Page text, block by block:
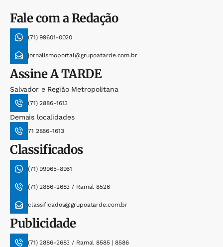
Fale com a Redação
(71) 99601-0020
jornalismoportal@grupoatarde.com.br
AssineA TARDE
Salvador e Região Metropolitana
(71) 2886-1613
Demais localidades
71 2886-1613
Classificados
(71) 99965-8961
(71) 2886-2683 / Ramal 8526
classificados@grupoatarde.com.br
Publicidade
(71) 2886-2683 / Ramal 8585 | 8586